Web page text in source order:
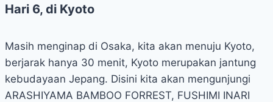
Hari 6, di Kyoto
Masih menginap di Osaka, kita akan menuju Kyoto,
berjarak hanya 30 menit, Kyoto merupakan jantung
kebudayaan Jepang. Disini kita akan mengunjungi
ARASHIYAMA BAMBOO FORREST, FUSHIMI INARI